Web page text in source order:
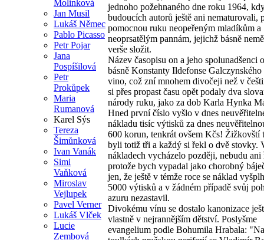
Molinková
Jan Musil
Lukáš Němec
Pablo Picasso
Petr Pojar
Jana
Pospíšilová
Petr
Prokůpek
Maria
Rumanová
Karel Sýs
Tereza
Šimůnková
Ivan Vanák
Simi
Vaňková
Miroslav
Vejlupek
Pavel Verner
Lukáš Vlček
Lucie
Zembová
jednoho požehnaného dne roku 1964,
budoucích autorů ještě ani nematurovali,
pomocnou ruku neopeřeným mladíkům a
neoprsatělým pannám, jejichž básně
verše složit.
Název časopisu on a jeho spolunadšenci
básně Konstanty Ildefonse
vino, což zní mnohem divočeji než v
si přes propast času opět podaly dva
národy ruku, jako za dob Karla Hynka
Hned první číslo vyšlo v dnes
nákladu tisíc výtisků za dnes
600 korun, tenkrát ovšem Kčs! Žižkovští
byli totiž tři a každý si řekl o dvě stovky.
nákladech vycházelo později, nebudu ani
protože bych vypadal jako chorobný
jen, že ještě v témže roce se náklad
5000 výtisků a v žádném případě svůj
azuru nezastavil.
Divokému vínu se dostalo kanonizace
vlastně v nejrannějším dětství. Poslyšme
evangelium podle Bohumila Hrabala: